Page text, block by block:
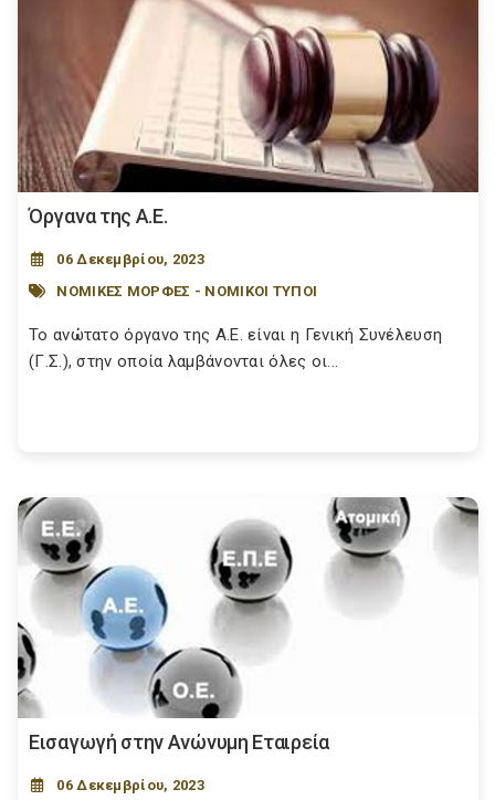
Όργανα της Α.Ε.
06 Δεκεμβρίου, 2023
ΝΟΜΙΚΕΣ ΜΟΡΦΕΣ - ΝΟΜΙΚΟΙ ΤΥΠΟΙ
Το ανώτατο όργανο της Α.Ε. είναι η Γενική Συνέλευση
(Γ.Σ.), στην οποία λαμβάνονται όλες οι...
Εισαγωγή στην Ανώνυμη Εταιρεία
06 Δεκεμβρίου, 2023